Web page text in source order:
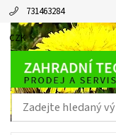
731463284
CZK